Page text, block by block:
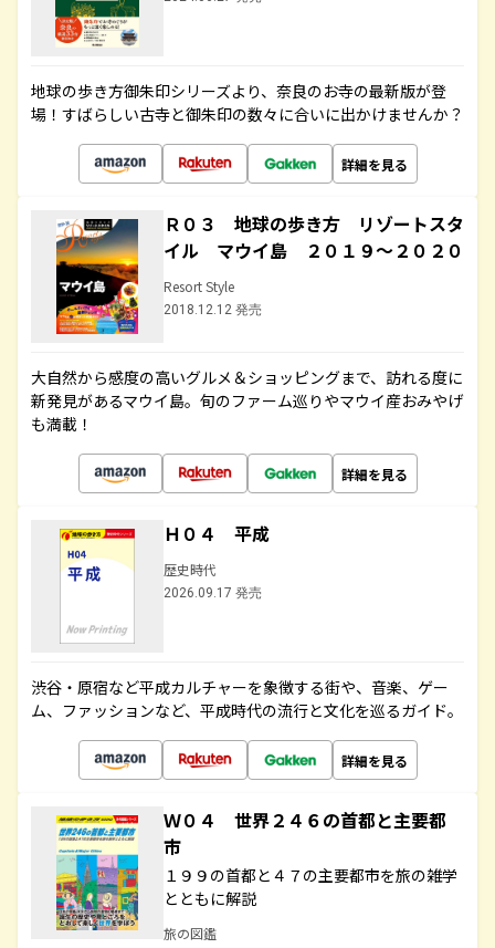
地球の歩き方御朱印シリーズより、奈良のお寺の最新版が登
場！すばらしい古寺と御朱印の数々に合いに出かけませんか？
詳細を見る
Ｒ０３ 地球の歩き方 リゾートスタ
イル マウイ島 ２０１９～２０２０
Resort Style
2018.12.12 発売
大自然から感度の高いグルメ＆ショッピングまで、訪れる度に
新発見があるマウイ島。旬のファーム巡りやマウイ産おみやげ
も満載！
詳細を見る
Ｈ０４ 平成
歴史時代
2026.09.17 発売
渋谷・原宿など平成カルチャーを象徴する街や、音楽、ゲー
ム、ファッションなど、平成時代の流行と文化を巡るガイド。
詳細を見る
Ｗ０４ 世界２４６の首都と主要都
市
１９９の首都と４７の主要都市を旅の雑学
とともに解説
旅の図鑑